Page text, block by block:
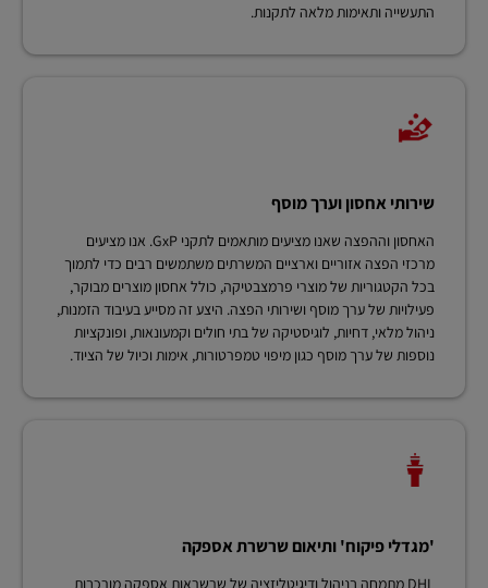
התעשייה ותאימות מלאה לתקנות.
שירותי אחסון וערך מוסף
האחסון וההפצה שאנו מציעים מותאמים לתקני GxP. אנו מציעים
מרכזי הפצה אזוריים וארציים המשרתים משתמשים רבים כדי לתמוך
בכל הקטגוריות של מוצרי פרמצבטיקה, כולל אחסון מוצרים מבוקר,
פעילויות של ערך מוסף ושירותי הפצה. היצע זה מסייע בעיבוד הזמנות,
ניהול מלאי, דחיות, לוגיסטיקה של בתי חולים וקמעונאות, ופונקציות
נוספות של ערך מוסף כגון מיפוי טמפרטורות, אימות וכיול של הציוד.
'מגדלי פיקוח' ותיאום שרשרת אספקה
DHL מתמחה בניהול ודיגיטליזציה של שרשראות אספקה מורכבות